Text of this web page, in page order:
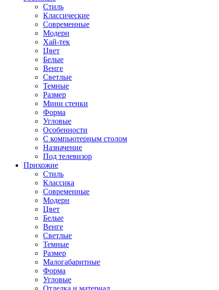
Стиль
Классические
Современные
Модерн
Хай-тек
Цвет
Белые
Венге
Светлые
Темные
Размер
Мини стенки
Форма
Угловые
Особенности
С компьютерным столом
Назначение
Под телевизор
Прихожие
Стиль
Классика
Современные
Модерн
Цвет
Белые
Венге
Светлые
Темные
Размер
Малогабаритные
Форма
Угловые
Отделка и материал